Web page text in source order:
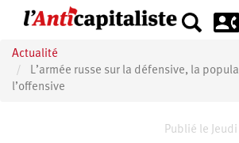
principal
Actualité
L’armée russe sur la défensive, la
l’offensive
Publié le